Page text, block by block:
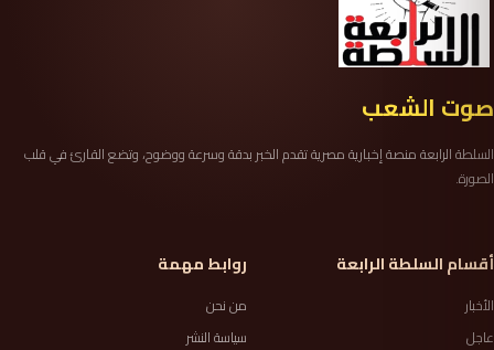
صوت الشعب
السلطة الرابعة منصة إخبارية مصرية تقدم الخبر بدقة وسرعة ووضوح، وتضع القارئ في قلب
الصورة.
أقسام السلطة الرابعة
الأخبار
عاجل
روابط مهمة
من نحن
سياسة النشر